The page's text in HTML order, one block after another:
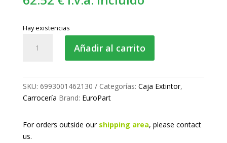
Hay existencias
9kg.
cantidad
Añadir al carrito
SKU: 6993001462130 Categorías: Caja Extintor,
Carrocería Brand: EuroPart
For orders outside our shipping area, please contact
us.